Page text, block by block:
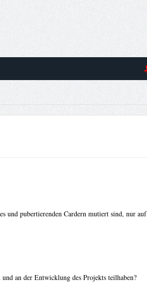
und pubertierenden Cardern mutiert sind, nur auf
an der Entwicklung des Projekts teilhaben?